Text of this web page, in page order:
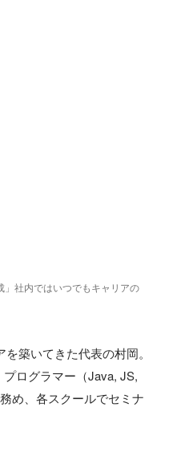
」社内ではいつでもキャリアの
築いてきた代表の村岡。
ログラマー（Java, JS,
め、各スクールでセミナ